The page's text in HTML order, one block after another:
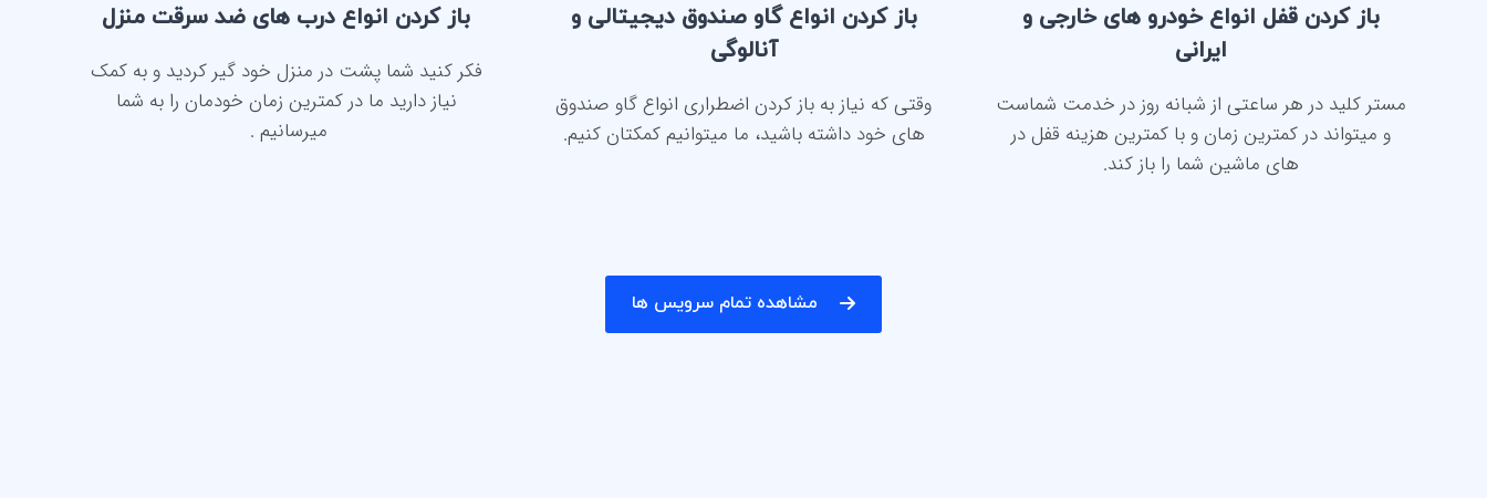
باز کردن قفل انواع خودرو های خارجی و
ایرانی
مستر کلید در هر ساعتی از شبانه روز در خدمت شماست
و میتواند در کمترین زمان و با کمترین هزینه قفل در
های ماشین شما را باز کند.
باز کردن انواع گاو صندوق دیجیتالی و
آنالوگی
وقتی که نیاز به باز کردن اضطراری انواع گاو صندوق
های خود داشته باشید، ما میتوانیم کمکتان کنیم.
باز کردن انواع درب های ضد سرقت منزل
فکر کنید شما پشت در منزل خود گیر کردید و به کمک
نیاز دارید ما در کمترین زمان خودمان را به شما
میرسانیم .
مشاهده تمام سرویس ها